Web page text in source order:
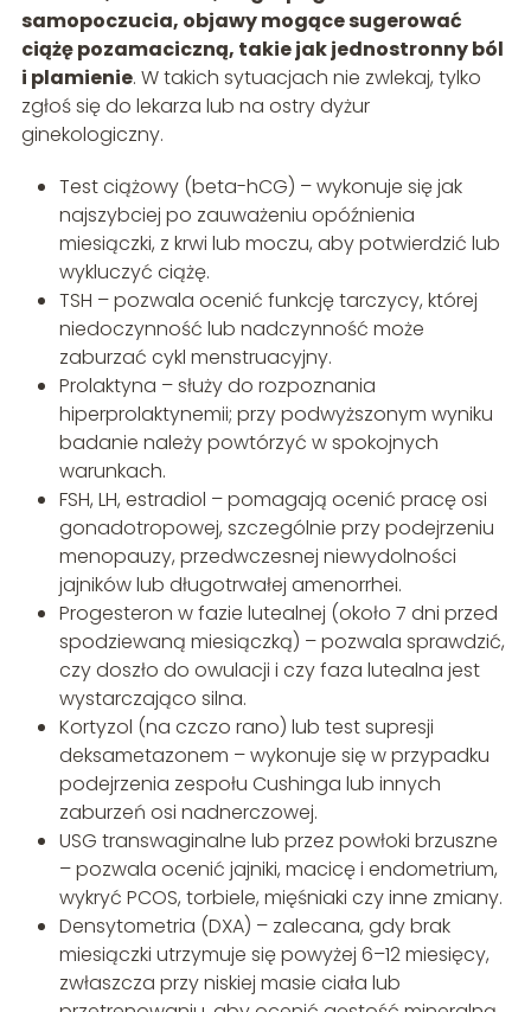
samopoczucia, objawy mogące sugerować
ciążę pozamaciczną, takie jak jednostronny ból
i plamienie. W takich sytuacjach nie zwlekaj, tylko
zgłoś się do lekarza lub na ostry dyżur
ginekologiczny.
Test ciążowy (beta-hCG) – wykonuje się jak
najszybciej po zauważeniu opóźnienia
miesiączki, z krwi lub moczu, aby potwierdzić lub
wykluczyć ciążę.
TSH – pozwala ocenić funkcję tarczycy, której
niedoczynność lub nadczynność może
zaburzać cykl menstruacyjny.
Prolaktyna – służy do rozpoznania
hiperprolaktynemii; przy podwyższonym wyniku
badanie należy powtórzyć w spokojnych
warunkach.
FSH, LH, estradiol – pomagają ocenić pracę osi
gonadotropowej, szczególnie przy podejrzeniu
menopauzy, przedwczesnej niewydolności
jajników lub długotrwałej amenorrhei.
Progesteron w fazie lutealnej (około 7 dni przed
spodziewaną miesiączką) – pozwala sprawdzić,
czy doszło do owulacji i czy faza lutealna jest
wystarczająco silna.
Kortyzol (na czczo rano) lub test supresji
deksametazonem – wykonuje się w przypadku
podejrzenia zespołu Cushinga lub innych
zaburzeń osi nadnerczowej.
USG transwaginalne lub przez powłoki brzuszne
– pozwala ocenić jajniki, macicę i endometrium,
wykryć PCOS, torbiele, mięśniaki czy inne zmiany.
Densytometria (DXA) – zalecana, gdy brak
miesiączki utrzymuje się powyżej 6–12 miesięcy,
zwłaszcza przy niskiej masie ciała lub